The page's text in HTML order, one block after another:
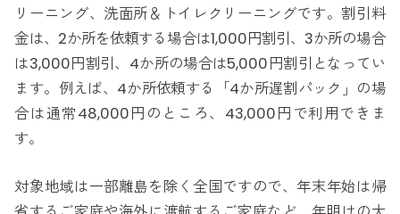
リーニング、洗面所＆トイレクリーニングです。割引料
金は、2か所を依頼する場合は1,000円割引、3か所の場合
は3,000円割引、4か所の場合は5,000円割引となってい
ます。例えば、4か所依頼する「4か所遅割パック」の場
合は通常48,000円のところ、43,000円で利用できま
す。
対象地域は一部離島を除く全国ですので、年末年始は帰